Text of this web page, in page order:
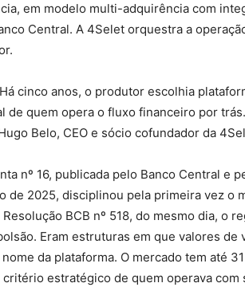
em modelo multi-adquirência com
Central. A 4Selet orquestra a
cinco anos, o produtor escolhia
de quem opera o fluxo financeiro por
Belo, CEO e sócio cofundador da
nº 16, publicada pelo Banco Central e
de 2025, disciplinou pela primeira vez o
BCB nº 518, do mesmo dia, o
Eram estruturas em que valores
da plataforma. O mercado tem até
critério estratégico de quem operava